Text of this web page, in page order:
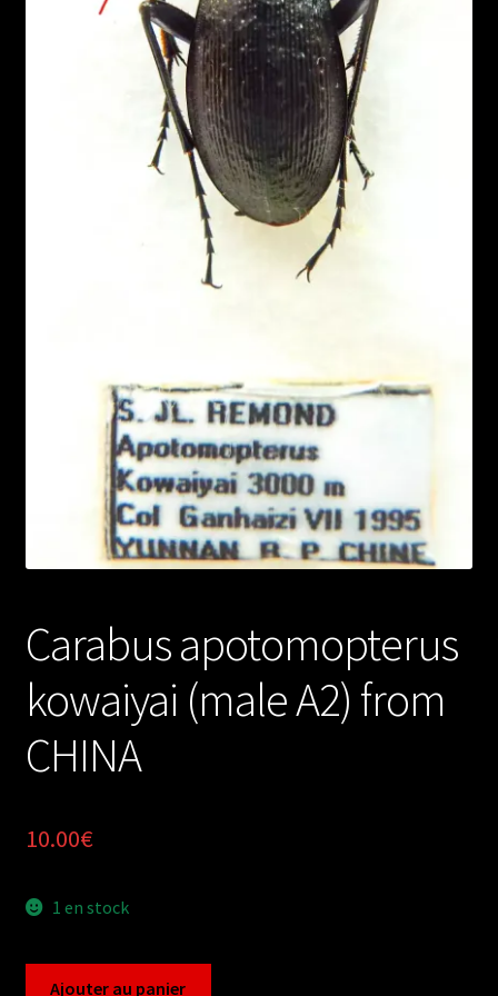
Carabus apotomopterus
kowaiyai (male A2) from
CHINA
10.00€
1 en stock
Ajouter au panier